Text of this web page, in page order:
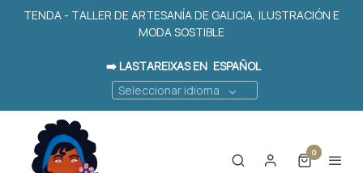
TENDA - TALLER DE ARTESANÍA DE GALICIA, ILUSTRACIÓN E
MODA SOSTIBLE
➡️ LASTAREIXAS EN ESPAÑOL
Seleccionar idioma
0